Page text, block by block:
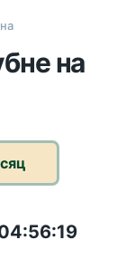
на